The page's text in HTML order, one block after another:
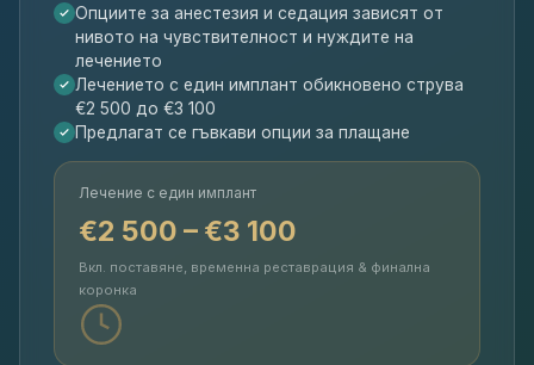
Опциите за анестезия и седация зависят от
нивото на чувствителност и нуждите на
лечението
Лечението с един имплант обикновено струва
€2 500 до €3 100
Предлагат се гъвкави опции за плащане
Лечение с един имплант
€2 500 – €3 100
Вкл. поставяне, временна реставрация & финална
коронка